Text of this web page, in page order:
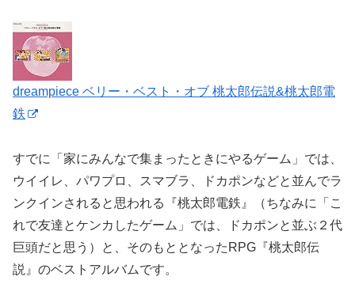
dreampiece ベリー・ベスト・オブ 桃太郎伝説&桃太郎電
鉄
すでに「家にみんなで集まったときにやるゲーム」では、
ウイイレ、パワプロ、スマブラ、ドカポンなどと並んでラ
ンクインされると思われる『桃太郎電鉄』（ちなみに「こ
れで友達とケンカしたゲーム」では、ドカポンと並ぶ２代
巨頭だと思う）と、そのもととなったRPG『桃太郎伝
説』のベストアルバムです。